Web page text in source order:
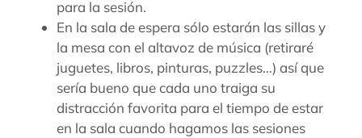
para la sesión.
En la sala de espera sólo estarán las sillas y
la mesa con el altavoz de música (retiraré
juguetes, libros, pinturas, puzzles…) así que
sería bueno que cada uno traiga su
distracción favorita para el tiempo de estar
en la sala cuando hagamos las sesiones